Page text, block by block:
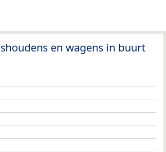
en wagens in buurt